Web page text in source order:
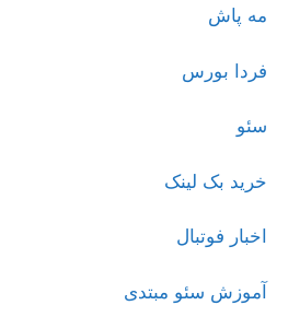
مه پاش
فردا بورس
سئو
خرید بک لینک
اخبار فوتبال
آموزش سئو مبتدی